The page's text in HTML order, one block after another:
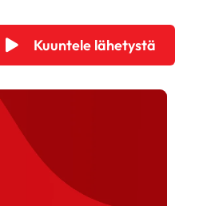
Kuuntele lähetystä